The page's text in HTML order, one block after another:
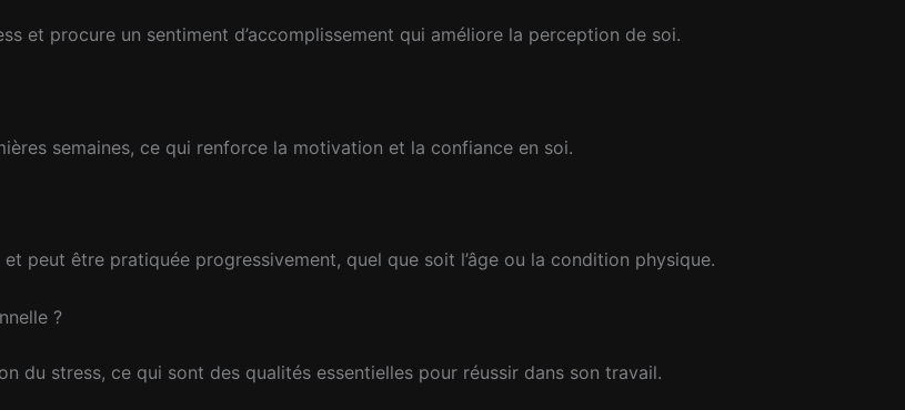
et procure un sentiment d’accomplissement qui améliore la perception de soi.
semaines, ce qui renforce la motivation et la confiance en soi.
peut être pratiquée progressivement, quel que soit l’âge ou la condition physique.
?
du stress, ce qui sont des qualités essentielles pour réussir dans son travail.